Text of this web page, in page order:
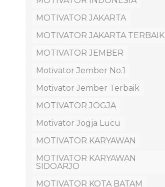
MOTIVATOR JAKARTA
MOTIVATOR JAKARTA TERBAIK
MOTIVATOR JEMBER
Motivator Jember No.1
Motivator Jember Terbaik
MOTIVATOR JOGJA
Motivator Jogja Lucu
MOTIVATOR KARYAWAN
MOTIVATOR KARYAWAN
SIDOARJO
MOTIVATOR KOTA BATAM